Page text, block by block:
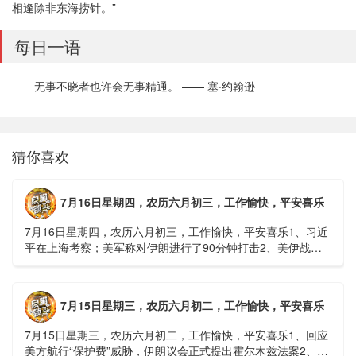
相逢除非东海捞针。”
每日一语
无事不晓者也许会无事精通。 —— 塞·约翰逊
猜你喜欢
7月16日星期四，农历六月初三，工作愉快，平安喜乐
7月16日星期四，农历六月初三，工作愉快，平安喜乐1、习近
平在上海考察；美军称对伊朗进行了90分钟打击2、美伊战争
7月15日星期三，农历六月初二，工作愉快，平安喜乐
7月15日星期三，农历六月初二，工作愉快，平安喜乐1、回应
美方航行“保护费”威胁，伊朗议会正式提出霍尔木兹法案2、全